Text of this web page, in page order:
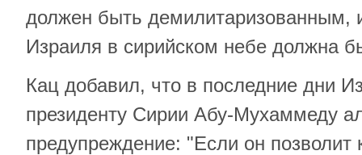
должен быть демилитаризованным,
Израиля в сирийском небе должна
Кац добавил, что в последние дни
президенту Сирии Абу-Мухаммеду
предупреждение: "Если он позволит